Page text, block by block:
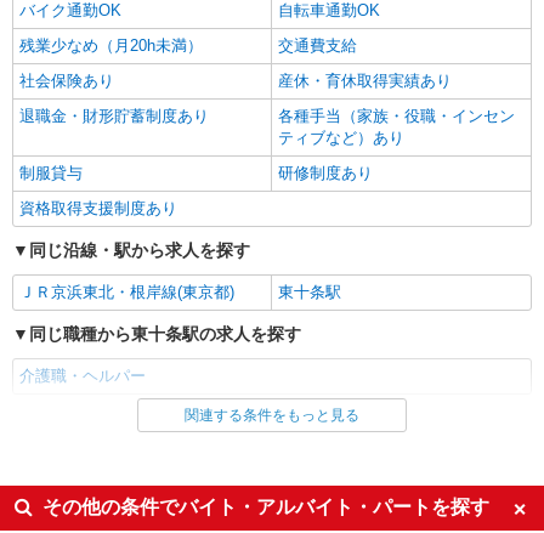
バイク通勤OK
自転車通勤OK
残業少なめ（月20h未満）
交通費支給
社会保険あり
産休・育休取得実績あり
退職金・財形貯蓄制度あり
各種手当（家族・役職・インセン
ティブなど）あり
制服貸与
研修制度あり
資格取得支援制度あり
同じ沿線・駅から求人を探す
ＪＲ京浜東北・根岸線(東京都) 東十条駅
同じ職種から東十条駅の求人を探す
介護職・ヘルパー
同じ雇用形態から東十条駅の求人を探す
同じ特徴から東十条駅の求人を探す
関連する条件をもっと見る
その他の条件でバイト・アルバイト・パートを探す